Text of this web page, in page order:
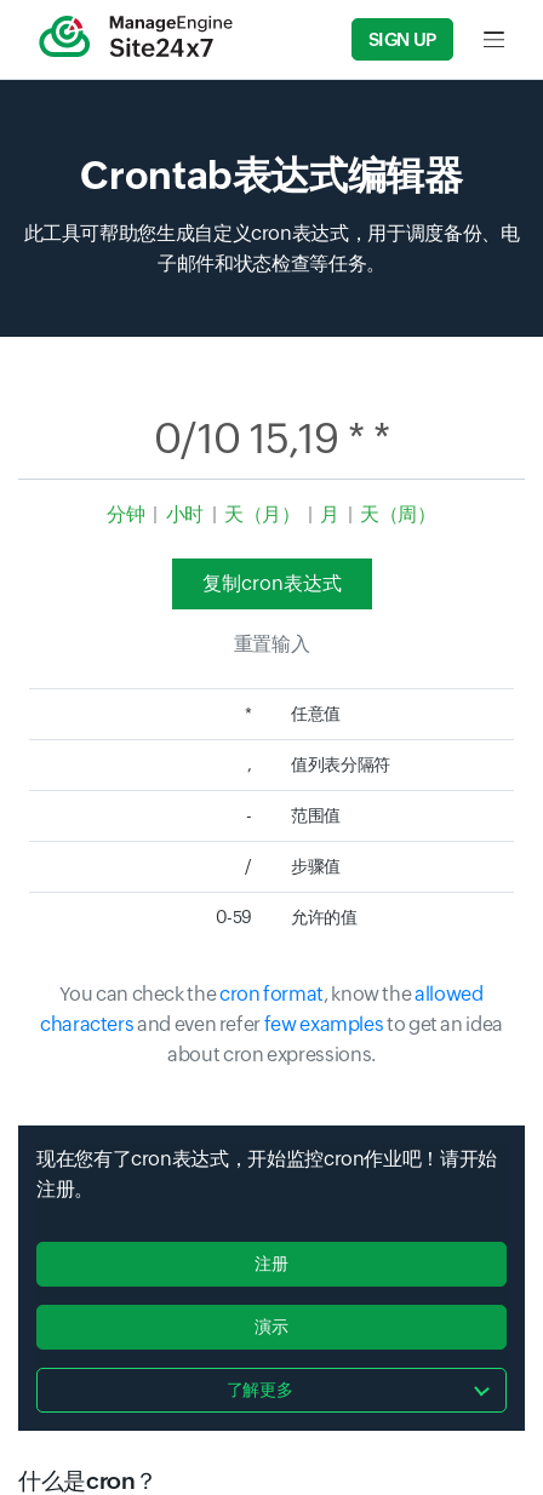
SIGN UP Input
Crontab表达式编辑器
此工具可帮助您生成自定义cron表达式，用于调度备份、电
子邮件和状态检查等任务。
分钟 | 小时 | 天（月） | 月 | 天（周）
复制cron表达式
重置输入
* 任意值
, 值列表分隔符
- 范围值
/ 步骤值
0-59 允许的值
You can check thecron format, know theallowed
charactersand even referfew examplesto get an idea
about cron expressions.
现在您有了cron表达式，开始监控cron作业吧！请开始
注册。
注册
演示
了解更多
什么是cron？